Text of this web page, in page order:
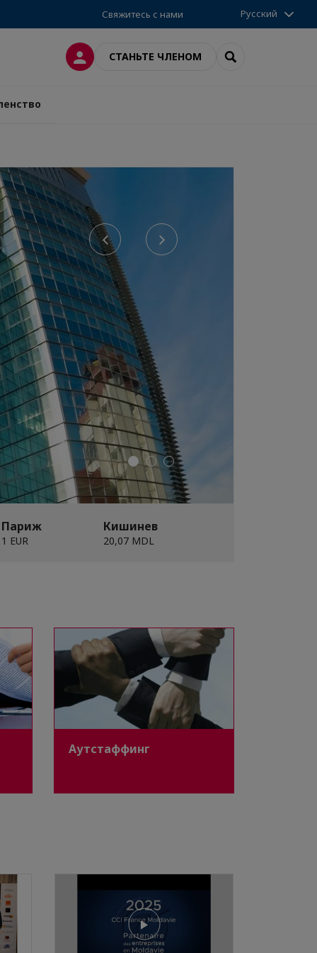
Свяжитесь с нами Русский
ВХОД СТАНЬТЕ ЧЛЕНОМ SEARCH
Previous
Париж
1 EUR
Кишинев
20,07 MDL
Аутстаффинг